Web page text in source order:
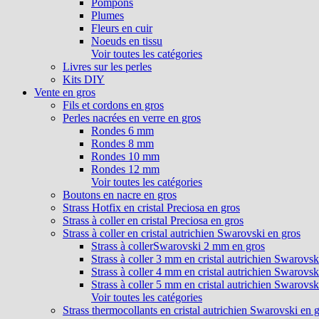
Pompons
Plumes
Fleurs en cuir
Noeuds en tissu
Voir toutes les catégories
Livres sur les perles
Kits DIY
Vente en gros
Fils et cordons en gros
Perles nacrées en verre en gros
Rondes 6 mm
Rondes 8 mm
Rondes 10 mm
Rondes 12 mm
Voir toutes les catégories
Boutons en nacre en gros
Strass Hotfix en cristal Preciosa en gros
Strass à coller en cristal Preciosa en gros
Strass à coller en cristal autrichien Swarovski en gros
Strass à collerSwarovski 2 mm en gros
Strass à coller 3 mm en cristal autrichien
Strass à coller 4 mm en cristal autrichien
Strass à coller 5 mm en cristal autrichien
Voir toutes les catégories
Strass thermocollants en cristal autrichien Swarovski en